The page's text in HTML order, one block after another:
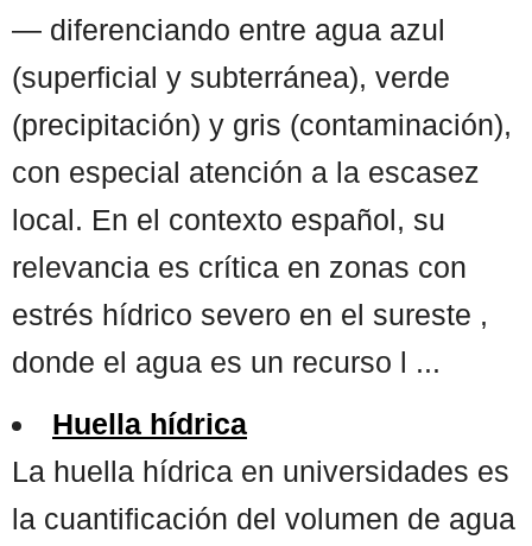
— diferenciando entre agua azul
(superficial y subterránea), verde
(precipitación) y gris (contaminación),
con especial atención a la escasez
local. En el contexto español, su
relevancia es crítica en zonas con
estrés hídrico severo en el sureste ,
donde el agua es un recurso l ...
Huella hídrica
La huella hídrica en universidades es
la cuantificación del volumen de agua